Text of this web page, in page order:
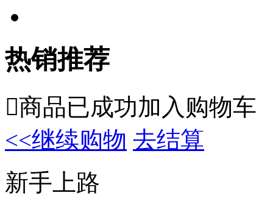
热销推荐
商品已成功加入购物车
<<继续购物 去结算
新手上路